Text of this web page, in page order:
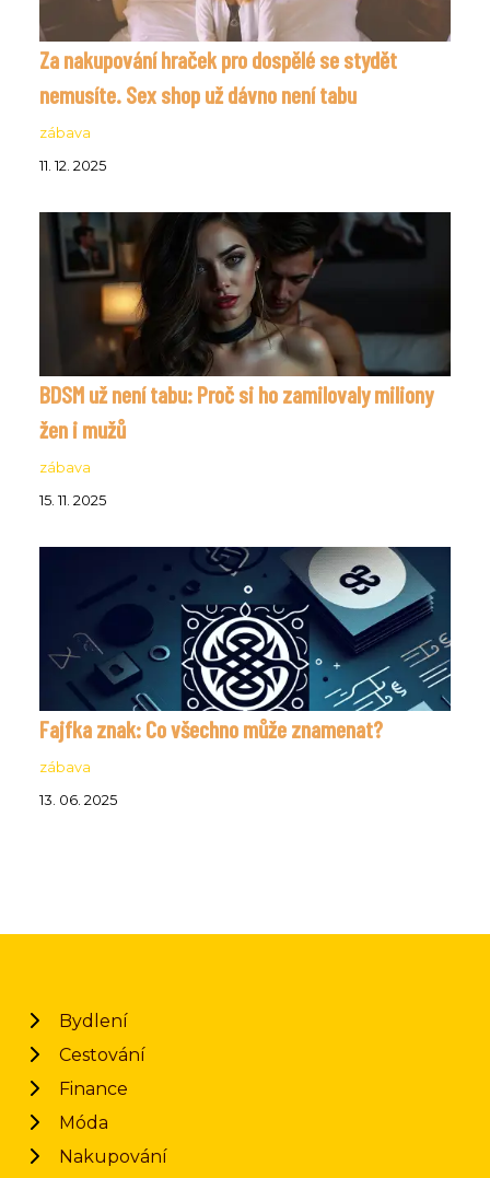
Za nakupování hraček pro dospělé se stydět
nemusíte. Sex shop už dávno není tabu
zábava
11. 12. 2025
BDSM už není tabu: Proč si ho zamilovaly miliony
žen i mužů
zábava
15. 11. 2025
Fajfka znak: Co všechno může znamenat?
zábava
13. 06. 2025
Bydlení
Cestování
Finance
Móda
Nakupování